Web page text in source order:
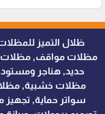
مظلات مواقف, مظلات
حديد, هناجر
مظلات خشبية,
سواتر حماية,